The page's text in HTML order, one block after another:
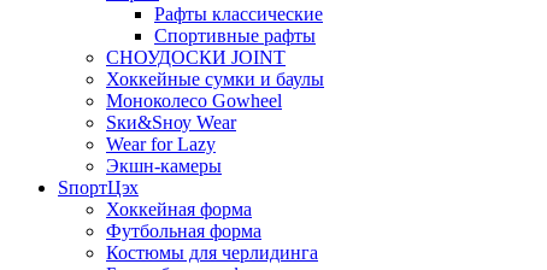
Рафты классические
Спортивные рафты
СНОУДОСКИ JOINT
Хоккейные сумки и баулы
Моноколесо Gowheel
Sки&Sноу Wear
Wear for Lazy
Экшн-камеры
SпортЦэх
Хоккейная форма
Футбольная форма
Костюмы для черлидинга